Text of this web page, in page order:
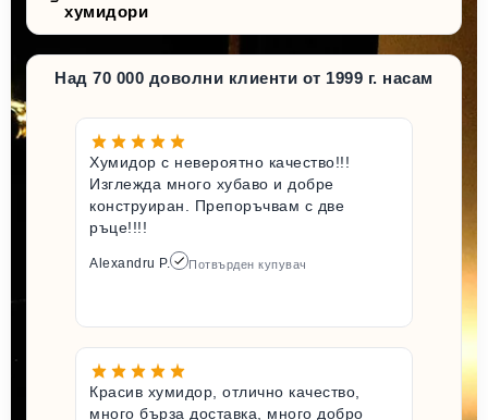
хумидори
Над 70 000 доволни клиенти от 1999 г. насам
Хумидор с невероятно качество!!!
Изглежда много хубаво и добре
конструиран. Препоръчвам с две
ръце!!!!
Alexandru P. Потвърден купувач
Красив хумидор, отлично качество,
много бърза доставка, много добро